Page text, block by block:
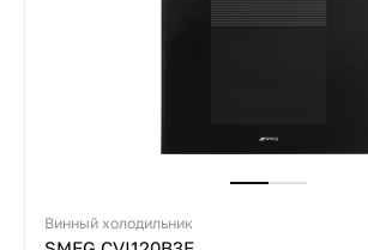
Винный холодильник